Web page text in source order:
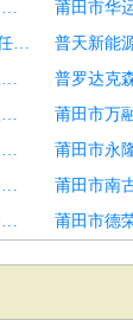
莆田市城厢区经济发展集团有限公司招聘设备总监
龙源(莆田)风力发电有限责任公司招聘网络营销高级经理
福建省莆田富力进出口有限公司招聘组织发展总监
莆田市淘云社电子商务有限公司招聘教学校长总监
莆田市广天建材有限公司招聘项目总监
北京普天合力通讯技术服务有限公司招聘财务总监
莆田中乘房地产开发有限公司招聘专业成本总监